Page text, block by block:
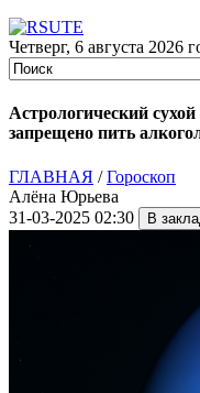
Четверг, 6 августа 2026
Астрологический
запрещено пить
ГЛАВНАЯ /Гороскоп
Алёна Юрьева
31-03-2025 02:30